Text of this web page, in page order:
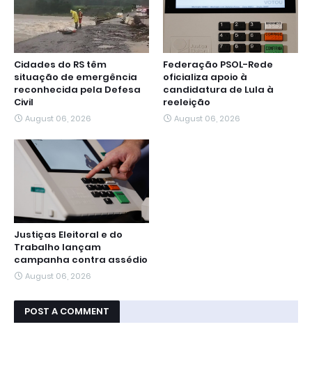
Cidades do RS têm
situação de emergência
reconhecida pela Defesa
Civil
August 06, 2026
Federação PSOL-Rede
oficializa apoio à
candidatura de Lula à
reeleição
August 06, 2026
Justiças Eleitoral e do
Trabalho lançam
campanha contra assédio
August 06, 2026
POST A COMMENT